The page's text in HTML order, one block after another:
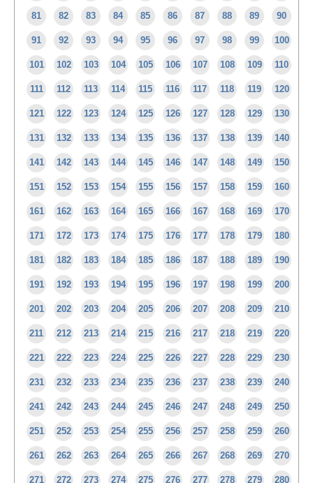
81 82 83 84 85 86 87 88 89 90
91 92 93 94 95 96 97 98 99 100
101 102 103 104 105 106 107 108 109 110
111 112 113 114 115 116 117 118 119 120
121 122 123 124 125 126 127 128 129 130
131 132 133 134 135 136 137 138 139 140
141 142 143 144 145 146 147 148 149 150
151 152 153 154 155 156 157 158 159 160
161 162 163 164 165 166 167 168 169 170
171 172 173 174 175 176 177 178 179 180
181 182 183 184 185 186 187 188 189 190
191 192 193 194 195 196 197 198 199 200
201 202 203 204 205 206 207 208 209 210
211 212 213 214 215 216 217 218 219 220
221 222 223 224 225 226 227 228 229 230
231 232 233 234 235 236 237 238 239 240
241 242 243 244 245 246 247 248 249 250
251 252 253 254 255 256 257 258 259 260
261 262 263 264 265 266 267 268 269 270
271 272 273 274 275 276 277 278 279 280